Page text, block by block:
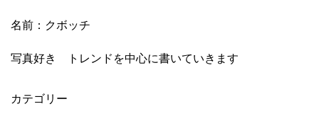
名前：クボッチ
写真好き トレンドを中心に書いていきます
カテゴリー